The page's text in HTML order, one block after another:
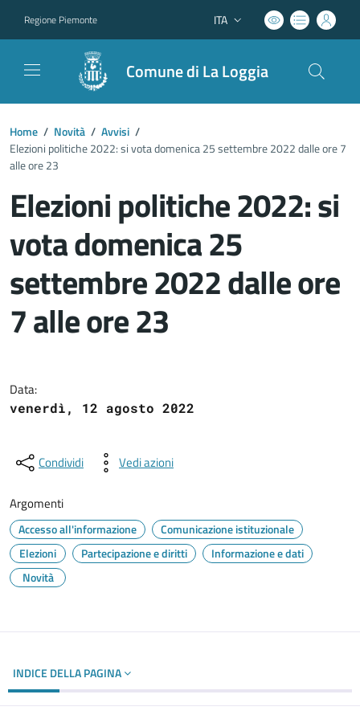
Regione Piemonte Lingua attiva:
ITA
Comune di La Loggia
Home / Novità / Avvisi /
Elezioni politiche 2022: si vota domenica 25 settembre 2022 dalle ore 7
alle ore 23
Elezioni politiche 2022: si
vota domenica 25
settembre 2022 dalle ore
7 alle ore 23
Data:
venerdì, 12 agosto 2022
Condividi Vedi azioni
Argomenti
Accesso all'informazione
Comunicazione istituzionale
Elezioni
Partecipazione e diritti
Informazione e dati
Novità
INDICE DELLA PAGINA